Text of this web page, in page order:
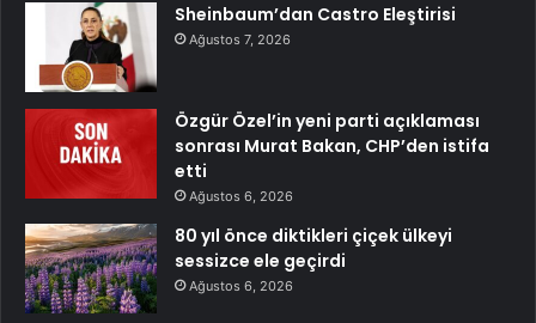
Sheinbaum’dan Castro Eleştirisi
Ağustos 7, 2026
Özgür Özel’in yeni parti açıklaması
sonrası Murat Bakan, CHP’den istifa
etti
Ağustos 6, 2026
80 yıl önce diktikleri çiçek ülkeyi
sessizce ele geçirdi
Ağustos 6, 2026